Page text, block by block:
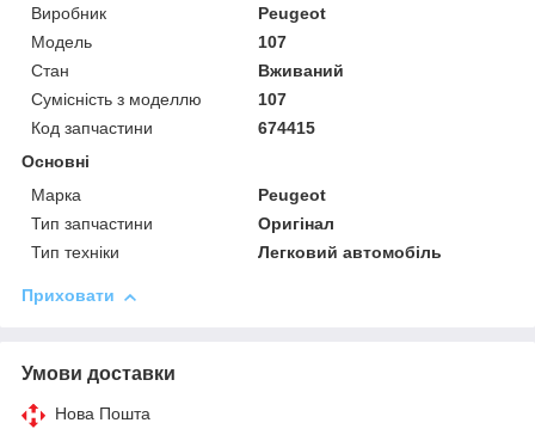
Виробник
Peugeot
Модель
107
Стан
Вживаний
Сумісність з моделлю
107
Код запчастини
674415
Основні
Марка
Peugeot
Тип запчастини
Оригінал
Тип техніки
Легковий автомобіль
Приховати
Умови доставки
Нова Пошта